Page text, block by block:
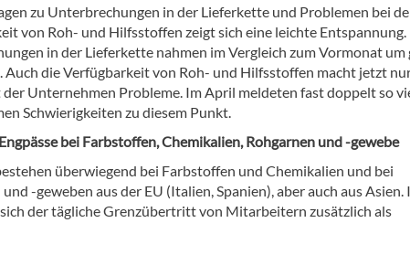
zu Unterbrechungen in der Lieferkette und Problemen bei
von Roh- und Hilfsstoffen zeigt sich eine leichte Entspannung.
in der Lieferkette nahmen im Vergleich zum Vormonat um
Auch die Verfügbarkeit von Roh- und Hilfsstoffen macht jetzt
der Unternehmen Probleme. Im April meldeten fast doppelt so
Schwierigkeiten zu diesem Punkt.
bei Farbstoffen, Chemikalien, Rohgarnen und -gewebe
überwiegend bei Farbstoffen und Chemikalien und bei
-geweben aus der EU (Italien, Spanien), aber auch aus Asien.
der tägliche Grenzübertritt von Mitarbeitern zusätzlich als